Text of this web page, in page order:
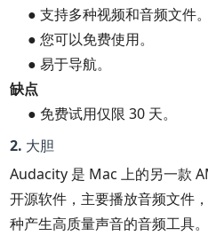
● 支持多种视频和音频文件。
● 您可以免费使用。
● 易于导航。
缺点
● 免费试用仅限 30 天。
2. 大胆
Audacity 是 Mac 上的另一款
开源软件，主要播放音频文件
种产生高质量声音的音频工具